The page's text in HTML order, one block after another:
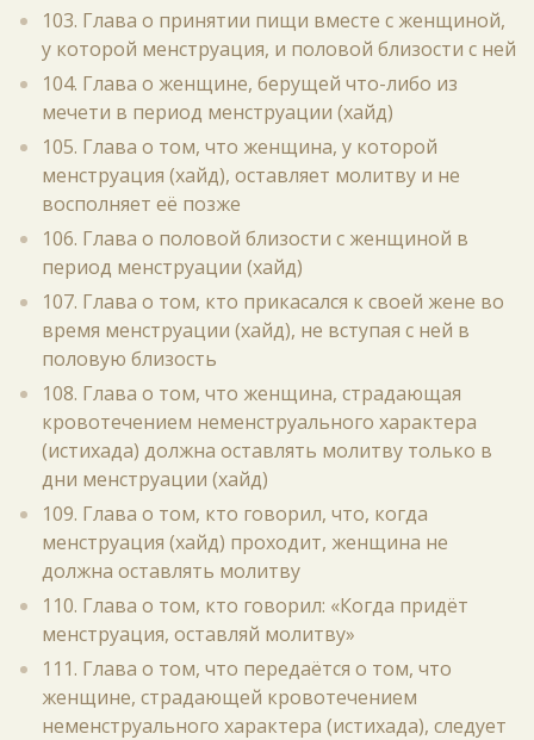
103. Глава о принятии пищи вместе с женщиной,
у которой менструация, и половой близости с ней
104. Глава о женщине, берущей что-либо из
мечети в период менструации (хайд)
105. Глава о том, что женщина, у которой
менструация (хайд), оставляет молитву и не
восполняет её позже
106. Глава о половой близости с женщиной в
период менструации (хайд)
107. Глава о том, кто прикасался к своей жене во
время менструации (хайд), не вступая с ней в
половую близость
108. Глава о том, что женщина, страдающая
кровотечением неменструального характера
(истихада) должна оставлять молитву только в
дни менструации (хайд)
109. Глава о том, кто говорил, что, когда
менструация (хайд) проходит, женщина не
должна оставлять молитву
110. Глава о том, кто говорил: «Когда придёт
менструация, оставляй молитву»
111. Глава о том, что передаётся о том, что
женщине, страдающей кровотечением
неменструального характера (истихада), следует